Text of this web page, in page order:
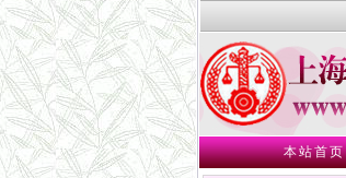
本站首页